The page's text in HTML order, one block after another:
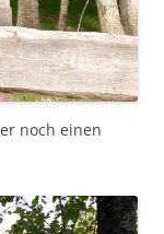
noch einen